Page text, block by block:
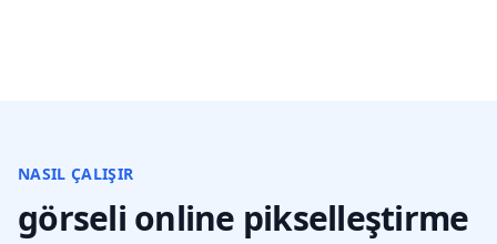
NASIL ÇALIŞIR
görseli online pikselleştirme